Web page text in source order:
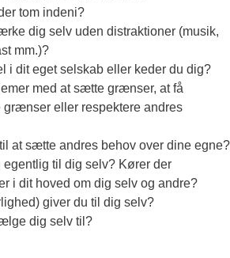
tom indeni?
dig selv uden distraktioner (musik,
mm.)?
i dit eget selskab eller keder du dig?
med at sætte grænser, at få
grænser eller respektere andres
at sætte andres behov over dine egne?
egentlig til dig selv? Kører der
i dit hoved om dig selv og andre?
giver du til dig selv?
dig selv til?